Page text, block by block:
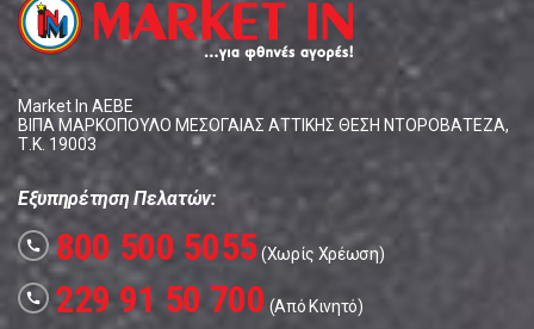
Market In ΑΕΒΕ
ΒΙΠΑ ΜΑΡΚΟΠΟΥΛΟ ΜΕΣΟΓΑΙΑΣ ΑΤΤΙΚΗΣ ΘΕΣΗ ΝΤΟΡΟΒΑΤΕΖΑ,
Τ.Κ. 19003
Εξυπηρέτηση Πελατών:
call 800 500 5055(Χωρίς Χρέωση)
call 229 91 50 700 (Από Κινητό)